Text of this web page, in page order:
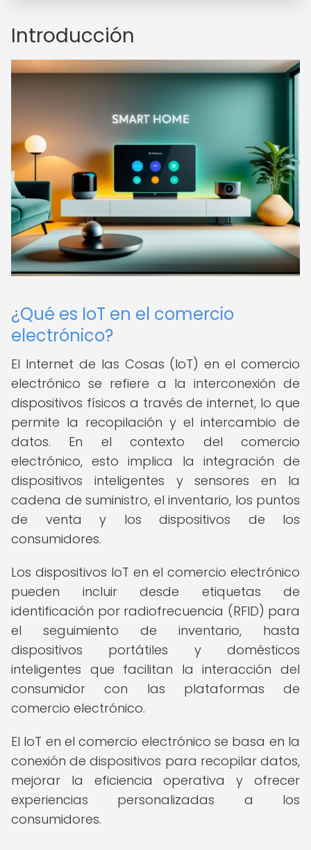
Introducción
¿Qué es IoT en el comercio
electrónico?
El Internet de las Cosas (IoT) en el comercio
electrónico se refiere a la interconexión de
dispositivos físicos a través de internet, lo que
permite la recopilación y el intercambio de
datos. En el contexto del comercio
electrónico, esto implica la integración de
dispositivos inteligentes y sensores en la
cadena de suministro, el inventario, los puntos
de venta y los dispositivos de los
consumidores.
Los dispositivos IoT en el comercio electrónico
pueden incluir desde etiquetas de
identificación por radiofrecuencia (RFID) para
el seguimiento de inventario, hasta
dispositivos portátiles y domésticos
inteligentes que facilitan la interacción del
consumidor con las plataformas de
comercio electrónico.
El IoT en el comercio electrónico se basa en la
conexión de dispositivos para recopilar datos,
mejorar la eficiencia operativa y ofrecer
experiencias personalizadas a los
consumidores.